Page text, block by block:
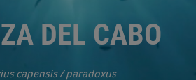
DEL CABO
capensis / paradoxus